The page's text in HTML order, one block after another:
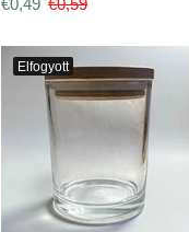
€0,49 €0,59
Elfogyott